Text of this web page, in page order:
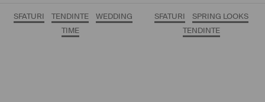
SFATURI TENDINTE
WEDDING
TIME
SFATURI
SPRING LOOKS
TENDINTE